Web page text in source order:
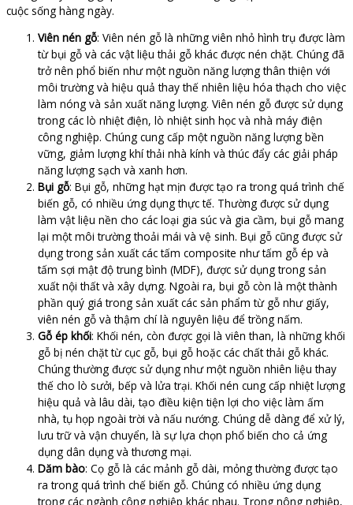
cuộc sống hàng ngày.
Viên nén gỗ: Viên nén gỗ là những viên nhỏ hình trụ được làm
từ bụi gỗ và các vật liệu thải gỗ khác được nén chặt. Chúng đã
trở nên phổ biến như một nguồn năng lượng thân thiện với
môi trường và hiệu quả thay thế nhiên liệu hóa thạch cho việc
làm nóng và sản xuất năng lượng. Viên nén gỗ được sử dụng
trong các lò nhiệt điện, lò nhiệt sinh học và nhà máy điện
công nghiệp. Chúng cung cấp một nguồn năng lượng bền
vững, giảm lượng khí thải nhà kính và thúc đẩy các giải pháp
năng lượng sạch và xanh hơn.
Bụi gỗ: Bụi gỗ, những hạt mịn được tạo ra trong quá trình chế
biến gỗ, có nhiều ứng dụng thực tế. Thường được sử dụng
làm vật liệu nền cho các loại gia súc và gia cầm, bụi gỗ mang
lại một môi trường thoải mái và vệ sinh. Bụi gỗ cũng được sử
dụng trong sản xuất các tấm composite như tấm gỗ ép và
tấm sợi mật độ trung bình (MDF), được sử dụng trong sản
xuất nội thất và xây dựng. Ngoài ra, bụi gỗ còn là một thành
phần quý giá trong sản xuất các sản phẩm từ gỗ như giấy,
viên nén gỗ và thậm chí là nguyên liệu để trồng nấm.
Gỗ ép khối: Khối nén, còn được gọi là viên than, là những khối
gỗ bị nén chặt từ cục gỗ, bụi gỗ hoặc các chất thải gỗ khác.
Chúng thường được sử dụng như một nguồn nhiên liệu thay
thế cho lò sưởi, bếp và lửa trại. Khối nén cung cấp nhiệt lượng
hiệu quả và lâu dài, tạo điều kiện tiện lợi cho việc làm ấm
nhà, tụ họp ngoài trời và nấu nướng. Chúng dễ dàng để xử lý,
lưu trữ và vận chuyển, là sự lựa chọn phổ biến cho cả ứng
dụng dân dụng và thương mại.
Dăm bào: Cọ gỗ là các mảnh gỗ dài, mỏng thường được tạo
ra trong quá trình chế biến gỗ. Chúng có nhiều ứng dụng
trong các ngành công nghiệp khác nhau. Trong nông nghiệp,